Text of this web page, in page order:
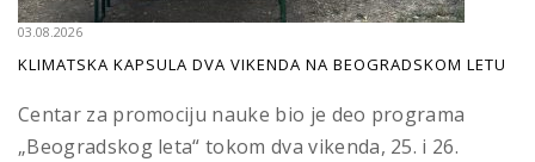
03.08.2026
KLIMATSKA KAPSULA DVA VIKENDA NA BEOGRADSKOM LETU
Centar za promociju nauke bio je deo programa
„Beogradskog leta“ tokom dva vikenda, 25. i 26.